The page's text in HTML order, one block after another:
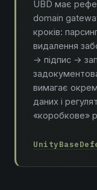
UBD має
domain
кроків:
видалення
→ підпис →
вимагає
даних і
«коробкове»